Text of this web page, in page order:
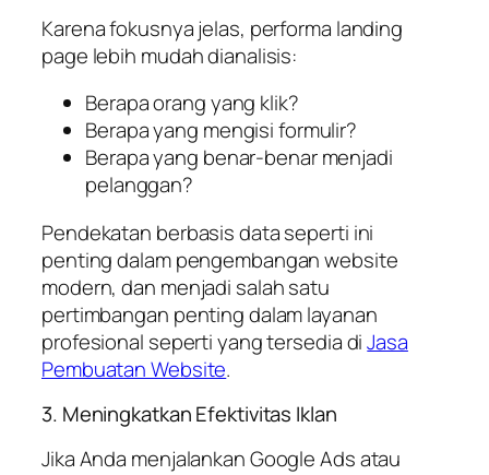
Karena fokusnya jelas, performa landing
page lebih mudah dianalisis:
Berapa orang yang klik?
Berapa yang mengisi formulir?
Berapa yang benar-benar menjadi
pelanggan?
Pendekatan berbasis data seperti ini
penting dalam pengembangan website
modern, dan menjadi salah satu
pertimbangan penting dalam layanan
profesional seperti yang tersedia diJasa
Pembuatan Website.
3. Meningkatkan Efektivitas Iklan
Jika Anda menjalankan Google Ads atau